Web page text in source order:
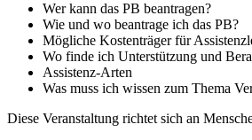
Wer kann das PB beantragen?
Wie und wo beantrage ich das PB?
Mögliche Kostenträger für
Wo finde ich Unterstützung und
Assistenz-Arten
Was muss ich wissen zum Thema
Diese Veranstaltung richtet sich an